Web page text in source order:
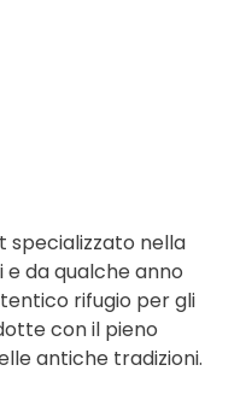
specializzato nella
e da qualche anno
rifugio per gli
con il pieno
antiche tradizioni.